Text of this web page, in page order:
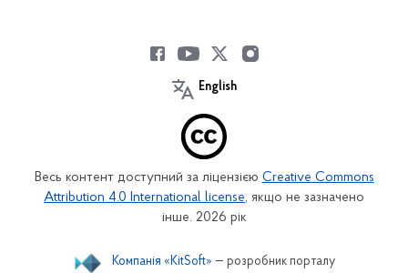
English
Весь контент доступний за ліцензією Creative Commons
Attribution 4.0 International license, якщо не зазначено
інше. 2026 рік
Компанія «KitSoft» — розробник порталу